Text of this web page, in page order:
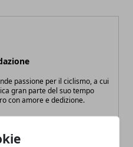
passione per il ciclismo, a cui
gran parte del suo tempo
con amore e dedizione.